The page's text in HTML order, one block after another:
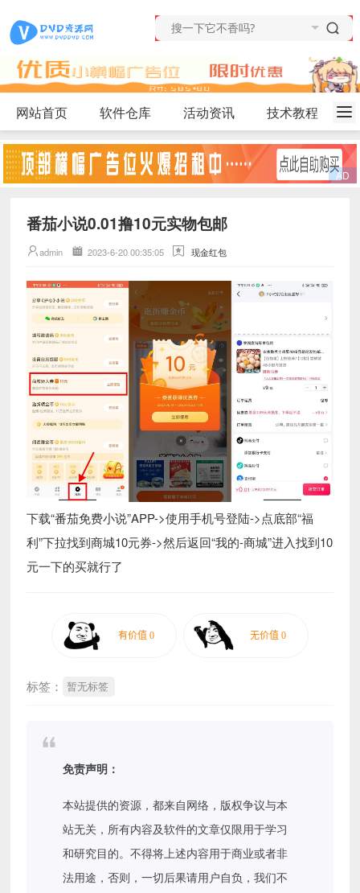
网站首页 软件仓库 活动资讯 技术教程
番茄小说0.01撸10元实物包邮
admin 2023-6-20 00:35:05 现金红包
下载“番茄免费小说”APP->使用手机号登陆->点底部“福
利”下拉找到商城10元券->然后返回“我的-商城”进入找到10
元一下的买就行了
标签： 暂无标签
免责声明：
本站提供的资源，都来自网络，版权争议与本
站无关，所有内容及软件的文章仅限用于学习
和研究目的。不得将上述内容用于商业或者非
法用途，否则，一切后果请用户自负，我们不